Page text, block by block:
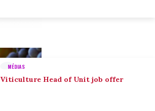
MÉDIAS
Viticulture Head of Unit job offer